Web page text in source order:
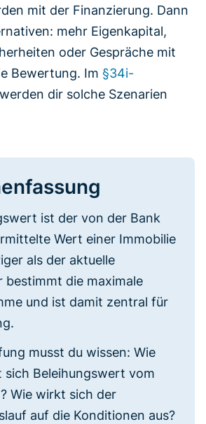
mit der Finanzierung. Dann
mehr Eigenkapital,
oder Gespräche mit
Bewertung. Im §34i-
werden dir solche Szenarien
ist der von der Bank
Wert einer Immobilie
als der aktuelle
bestimmt die maximale
und ist damit zentral für
musst du wissen: Wie
sich Beleihungswert vom
Wie wirkt sich der
auf die Konditionen aus?